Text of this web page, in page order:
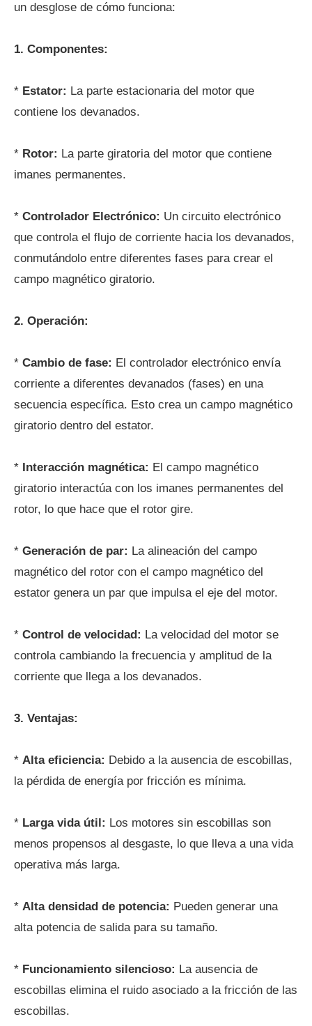
un desglose de cómo funciona:
1. Componentes:
* Estator: La parte estacionaria del motor que
contiene los devanados.
* Rotor: La parte giratoria del motor que contiene
imanes permanentes.
* Controlador Electrónico: Un circuito electrónico
que controla el flujo de corriente hacia los devanados,
conmutándolo entre diferentes fases para crear el
campo magnético giratorio.
2. Operación:
* Cambio de fase: El controlador electrónico envía
corriente a diferentes devanados (fases) en una
secuencia específica. Esto crea un campo magnético
giratorio dentro del estator.
* Interacción magnética: El campo magnético
giratorio interactúa con los imanes permanentes del
rotor, lo que hace que el rotor gire.
* Generación de par: La alineación del campo
magnético del rotor con el campo magnético del
estator genera un par que impulsa el eje del motor.
* Control de velocidad: La velocidad del motor se
controla cambiando la frecuencia y amplitud de la
corriente que llega a los devanados.
3. Ventajas:
* Alta eficiencia: Debido a la ausencia de escobillas,
la pérdida de energía por fricción es mínima.
* Larga vida útil: Los motores sin escobillas son
menos propensos al desgaste, lo que lleva a una vida
operativa más larga.
* Alta densidad de potencia: Pueden generar una
alta potencia de salida para su tamaño.
* Funcionamiento silencioso: La ausencia de
escobillas elimina el ruido asociado a la fricción de las
escobillas.